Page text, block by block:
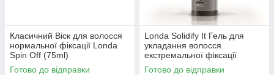
Класичний Віск для волосся
нормальної фіксації Londa
Spin Off (75ml)
Готово до відправки
Londa Solidify It Гель для
укладання волосся
екстремальної фіксації
Готово до відправки